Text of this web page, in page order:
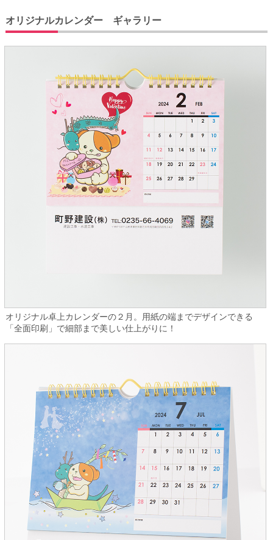
オリジナルカレンダー ギャラリー
オリジナル卓上カレンダーの２月。用紙の端までデザインできる
「全面印刷」で細部まで美しい仕上がりに！